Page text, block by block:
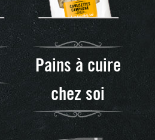
Pains à cuire
chez soi